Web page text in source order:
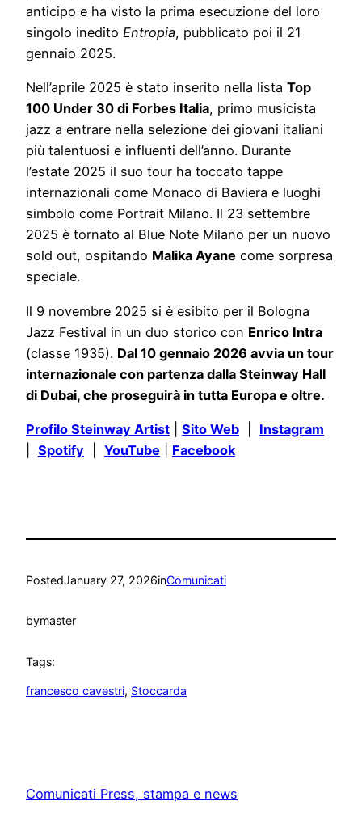
anticipo e ha visto la prima esecuzione del loro
singolo inedito Entropia, pubblicato poi il 21
gennaio 2025.
Nell’aprile 2025 è stato inserito nella lista Top
100 Under 30 di Forbes Italia, primo musicista
jazz a entrare nella selezione dei giovani italiani
più talentuosi e influenti dell’anno. Durante
l’estate 2025 il suo tour ha toccato tappe
internazionali come Monaco di Baviera e luoghi
simbolo come Portrait Milano. Il 23 settembre
2025 è tornato al Blue Note Milano per un nuovo
sold out, ospitando Malika Ayane come sorpresa
speciale.
Il 9 novembre 2025 si è esibito per il Bologna
Jazz Festival in un duo storico con Enrico Intra
(classe 1935). Dal 10 gennaio 2026 avvia un tour
internazionale con partenza dalla Steinway Hall
di Dubai, che proseguirà in tutta Europa e oltre.
Profilo Steinway Artist Sito Web
Instagram
Spotify YouTube Facebook
PostedJanuary 27, 2026inComunicati
bymaster
Tags:
francesco cavestri, Stoccarda
Comunicati Press, stampa e news